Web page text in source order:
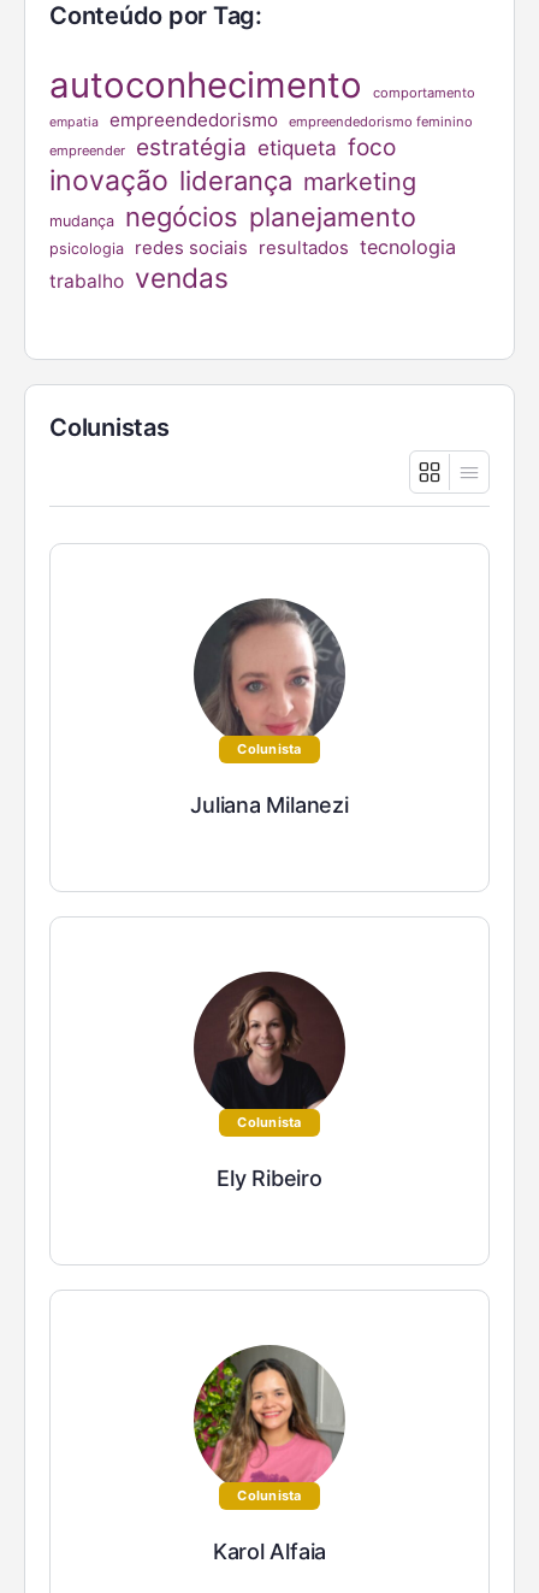
Conteúdo por Tag:
autoconhecimento comportamento
empatia empreendedorismo
empreendedorismo feminino
empreender
estratégia etiqueta foco
inovação liderança marketing
mudança negócios planejamento
psicologia redes sociais resultados tecnologia
trabalho vendas
Colunistas
Colunista
Juliana Milanezi
Colunista
Ely Ribeiro
Colunista
Karol Alfaia